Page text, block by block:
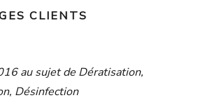
CLIENTS
au sujet de Dératisation,
Désinfection